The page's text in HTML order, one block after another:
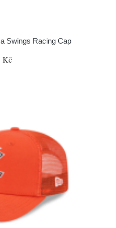
Swings Racing Cap
Kč